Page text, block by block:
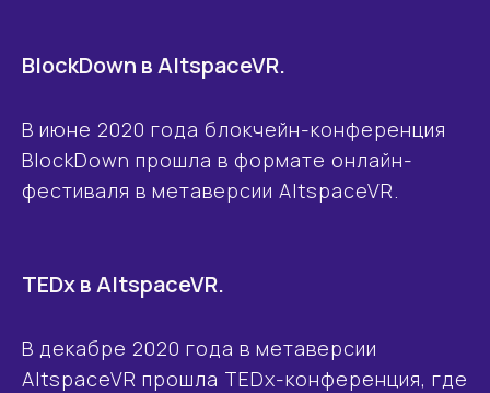
BlockDown в AltspaceVR.
В июне 2020 года блокчейн-конференция
BlockDown прошла в формате онлайн-
фестиваля в метаверсии AltspaceVR.
TEDx в AltspaceVR.
В декабре 2020 года в метаверсии
AltspaceVR прошла TEDx-конференция, где